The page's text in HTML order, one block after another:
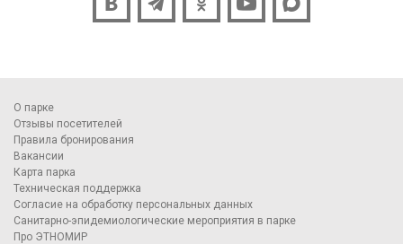
О парке
Отзывы посетителей
Правила бронирования
Вакансии
Карта парка
Техническая поддержка
Согласие на обработку персональных данных
Санитарно-эпидемиологические мероприятия в парке
Про ЭТНОМИР